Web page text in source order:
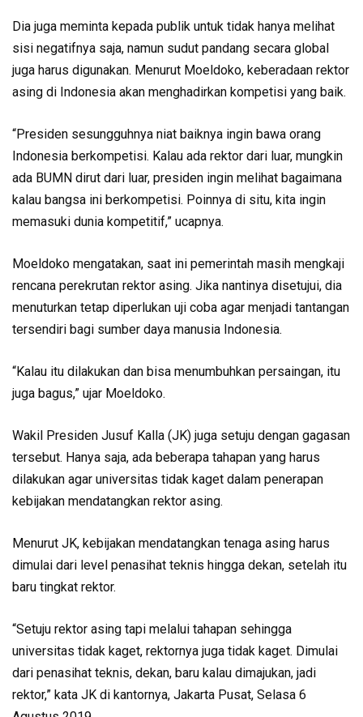
Dia juga meminta kepada publik untuk tidak hanya melihat
sisi negatifnya saja, namun sudut pandang secara global
juga harus digunakan. Menurut Moeldoko, keberadaan rektor
asing di Indonesia akan menghadirkan kompetisi yang baik.
“Presiden sesungguhnya niat baiknya ingin bawa orang
Indonesia berkompetisi. Kalau ada rektor dari luar, mungkin
ada BUMN dirut dari luar, presiden ingin melihat bagaimana
kalau bangsa ini berkompetisi. Poinnya di situ, kita ingin
memasuki dunia kompetitif,” ucapnya.
Moeldoko mengatakan, saat ini pemerintah masih mengkaji
rencana perekrutan rektor asing. Jika nantinya disetujui, dia
menuturkan tetap diperlukan uji coba agar menjadi tantangan
tersendiri bagi sumber daya manusia Indonesia.
“Kalau itu dilakukan dan bisa menumbuhkan persaingan, itu
juga bagus,” ujar Moeldoko.
Wakil Presiden Jusuf Kalla (JK) juga setuju dengan gagasan
tersebut. Hanya saja, ada beberapa tahapan yang harus
dilakukan agar universitas tidak kaget dalam penerapan
kebijakan mendatangkan rektor asing.
Menurut JK, kebijakan mendatangkan tenaga asing harus
dimulai dari level penasihat teknis hingga dekan, setelah itu
baru tingkat rektor.
“Setuju rektor asing tapi melalui tahapan sehingga
universitas tidak kaget, rektornya juga tidak kaget. Dimulai
dari penasihat teknis, dekan, baru kalau dimajukan, jadi
rektor,” kata JK di kantornya, Jakarta Pusat, Selasa 6